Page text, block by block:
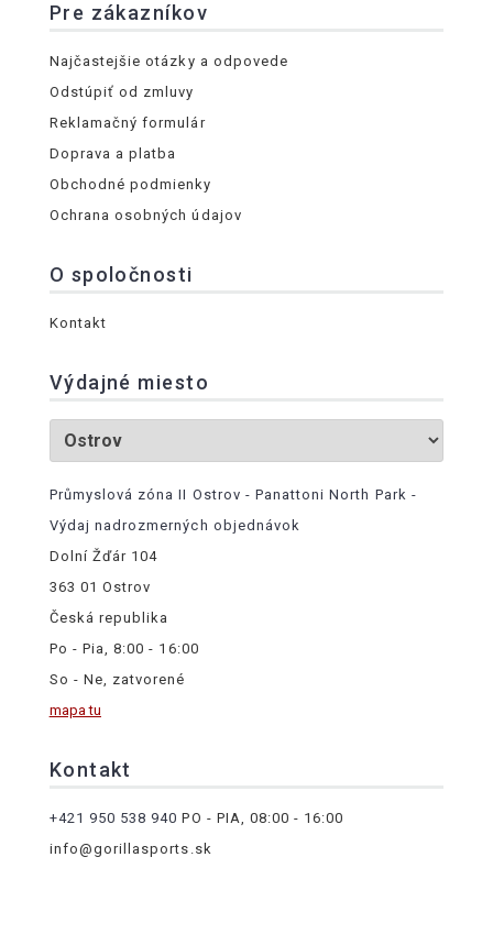
Pre zákazníkov
Najčastejšie otázky a odpovede
Odstúpiť od zmluvy
Reklamačný formulár
Doprava a platba
Obchodné podmienky
Ochrana osobných údajov
O spoločnosti
Kontakt
Výdajné miesto
Průmyslová zóna II Ostrov - Panattoni North Park -
Výdaj nadrozmerných objednávok
Dolní Žďár 104
363 01 Ostrov
Česká republika
Po - Pia, 8:00 - 16:00
So - Ne, zatvorené
mapa tu
Kontakt
+421 950 538 940 PO - PIA, 08:00 - 16:00
info@gorillasports.sk